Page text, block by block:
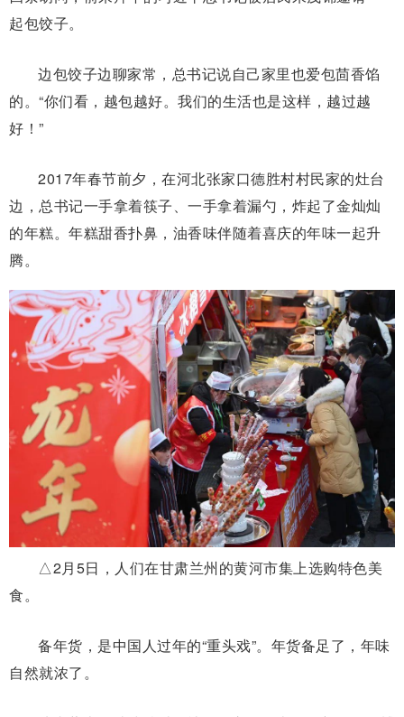
起包饺子。
边包饺子边聊家常，总书记说自己家里也爱包茴香馅
的。“你们看，越包越好。我们的生活也是这样，越过越
好！”
2017年春节前夕，在河北张家口德胜村村民家的灶台
边，总书记一手拿着筷子、一手拿着漏勺，炸起了金灿灿
的年糕。年糕甜香扑鼻，油香味伴随着喜庆的年味一起升
腾。
△2月5日，人们在甘肃兰州的黄河市集上选购特色美
食。
备年货，是中国人过年的“重头戏”。年货备足了，年味
自然就浓了。